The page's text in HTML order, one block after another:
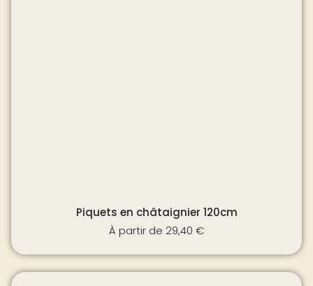
Piquets en châtaignier 120cm
À partir de 29,40 €